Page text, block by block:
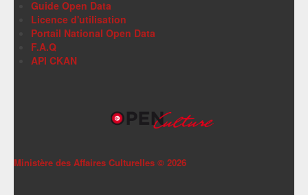
Guide Open Data
Licence d'utilisation
Portail National Open Data
F.A.Q
API CKAN
Ministère des Affaires Culturelles © 2026